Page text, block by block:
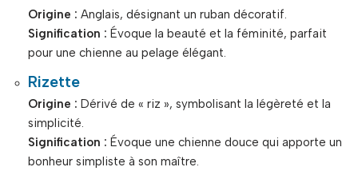
Origine : Anglais, désignant un ruban décoratif.
Signification : Évoque la beauté et la féminité, parfait
pour une chienne au pelage élégant.
Rizette
Origine : Dérivé de « riz », symbolisant la légèreté et la
simplicité.
Signification : Évoque une chienne douce qui apporte un
bonheur simpliste à son maître.